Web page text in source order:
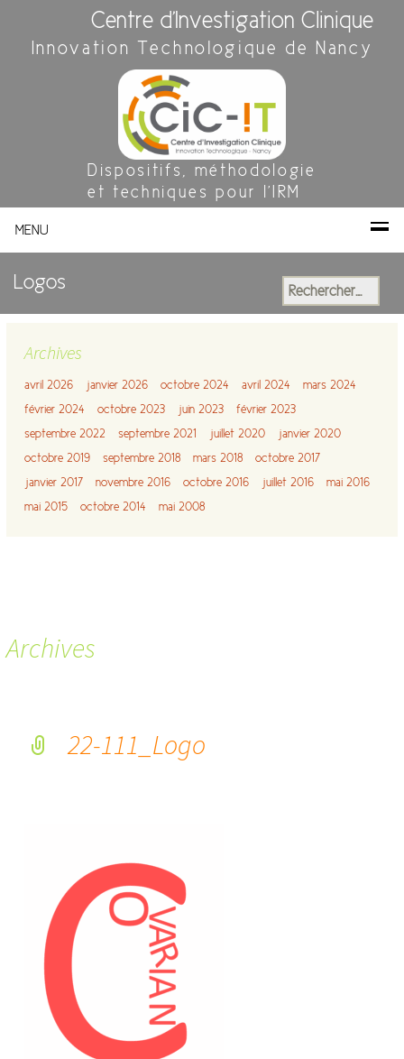
Centre d'Investigation Clinique
Innovation Technologique de Nancy
Dispositifs, méthodologie
et techniques pour l'IRM
MENU
Logos Rechercher :
Archives
22-111_Logo
Archives
avril 2026 janvier 2026 octobre 2024 avril 2024
mars 2024
février 2024
octobre 2023 juin 2023
février 2023
septembre 2022
septembre 2021 juillet 2020
janvier 2020
octobre 2019
septembre 2018 mars 2018
octobre 2017
janvier 2017
novembre 2016 octobre 2016 juillet 2016
mai 2016
mai 2015
octobre 2014 mai 2008